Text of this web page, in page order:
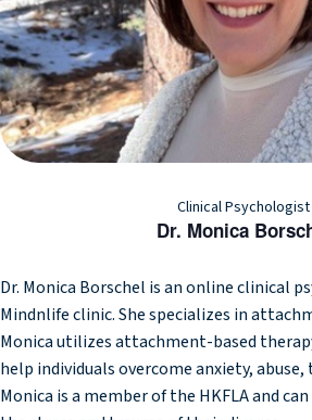
Clinical Psychologist
Dr. Monica
Dr. Monica Borschel is an online clinical
Mindnlife clinic. She specializes in
Monica utilizes attachment-based
help individuals overcome anxiety, abuse,
Monica is a member of the HKFLA and